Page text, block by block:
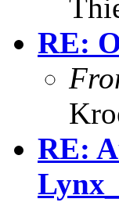
RE:
RE: